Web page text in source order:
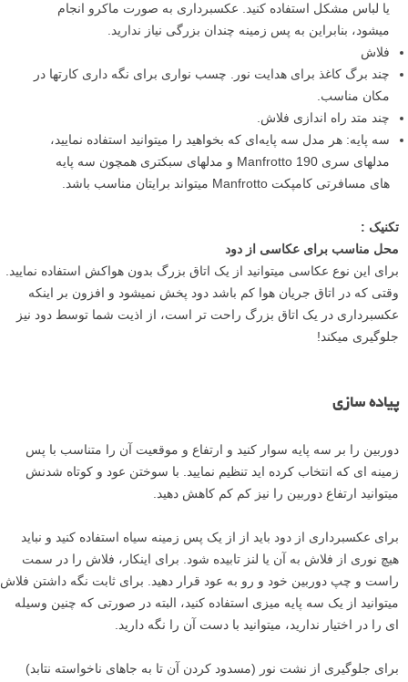
یا لباس مشکل استفاده کنید. عکسبرداری به صورت ماکرو انجام
میشود، بنابراین به پس زمینه چندان بزرگی نیاز ندارید.
فلاش
چند برگ کاغذ برای هدایت نور. چسب نواری برای نگه داری کارتها در
مکان مناسب.
چند متد راه اندازی فلاش.
سه پایه: هر مدل سه پایه‌ای که بخواهید را میتوانید استفاده نمایید،
مدلهای سری Manfrotto 190 و مدلهای سبکتری همچون سه پایه
های مسافرتی کامپکت Manfrotto میتواند برایتان مناسب باشد.
تکنیک :
محل مناسب برای عکاسی از دود
برای این نوع عکاسی میتوانید از یک اتاق بزرگ بدون هواکش استفاده نمایید.
وقتی که در اتاق جریان هوا کم باشد دود پخش نمیشود و افزون بر اینکه
عکسبرداری در یک اتاق بزرگ راحت تر است، از اذیت شما توسط دود نیز
جلوگیری میکند!
پیاده سازی
دوربین را بر سه پایه سوار کنید و ارتفاع و موقعیت آن را متناسب با پس
زمینه ای که انتخاب کرده اید تنظیم نمایید. با سوختن عود و کوتاه شدنش
میتوانید ارتفاع دوربین را نیز کم کم کاهش دهید.
برای عکسبرداری از دود باید از از یک پس زمینه سیاه استفاده کنید و نباید
هیچ نوری از فلاش به آن یا لنز تابیده شود. برای اینکار، فلاش را در سمت
راست و چپ دوربین خود و رو به عود قرار دهید. برای ثابت نگه داشتن فلاش
میتوانید از یک سه پایه میزی استفاده کنید، البته در صورتی که چنین وسیله
ای را در اختیار ندارید، میتوانید با دست آن را نگه دارید.
برای جلوگیری از نشت نور (مسدود کردن آن تا به جاهای ناخواسته نتابد)